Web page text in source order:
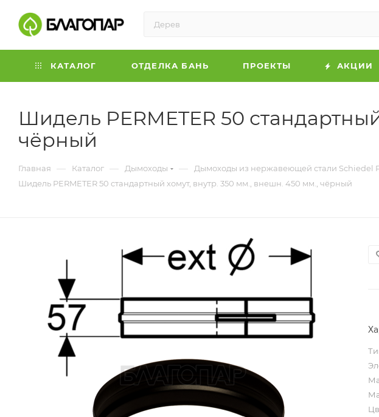
КАТАЛОГ ОТДЕЛКА БАНЬ ПРОЕКТЫ АКЦИИ
Шидель PERMETER 50
чёрный
Главная — Каталог — Дымоходы — Дымоходы из нержавеющей стали Schiedel
Шидель PERMETER 50 стандартный хомут, внутр. 350 мм., внешн. 450 мм., чёрный